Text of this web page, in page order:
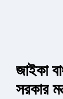
জাইকা
সরকার